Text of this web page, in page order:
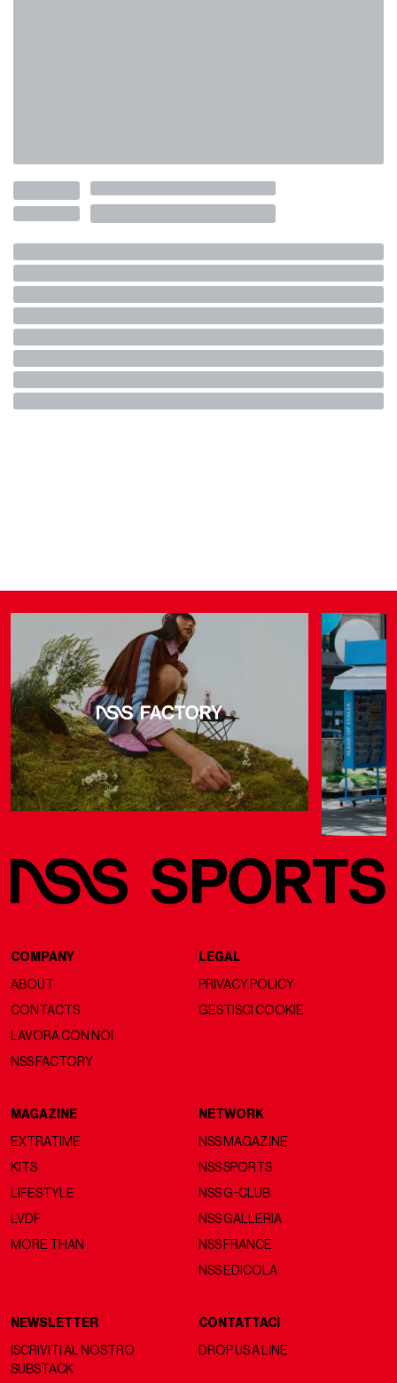
COMPANY
ABOUT
CONTACTS
LAVORA CON NOI
NSS FACTORY
LEGAL
PRIVACY POLICY
GESTISCI COOKIE
MAGAZINE
EXTRATIME
KITS
LIFESTYLE
LVDF
MORE THAN
NETWORK
NSS MAGAZINE
NSS SPORTS
NSS G-CLUB
NSS GALLERIA
NSS FRANCE
NSS EDICOLA
NEWSLETTER
ISCRIVITI AL NOSTRO
SUBSTACK
CONTATTACI
DROP US A LINE